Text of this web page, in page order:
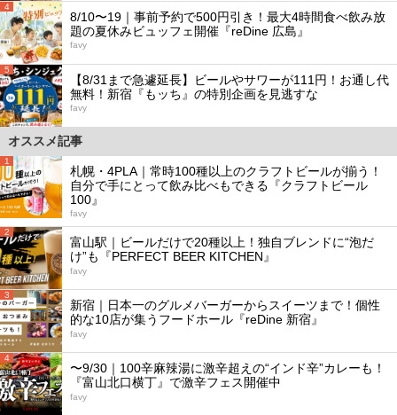
4
8/10〜19｜事前予約で500円引き！最大4時間食べ飲み放
題の夏休みビュッフェ開催『reDine 広島』
favy
5
【8/31まで急遽延長】ビールやサワーが111円！お通し代
無料！新宿『もッち』の特別企画を見逃すな
favy
オススメ記事
1
札幌・4PLA｜常時100種以上のクラフトビールが揃う！
自分で手にとって飲み比べもできる『クラフトビール
100』
favy
2
富山駅｜ビールだけで20種以上！独自ブレンドに“泡だ
け”も『PERFECT BEER KITCHEN』
favy
3
新宿｜日本一のグルメバーガーからスイーツまで！個性
的な10店が集うフードホール『reDine 新宿』
favy
4
〜9/30｜100辛麻辣湯に激辛超えの“インド辛”カレーも！
『富山北口横丁』で激辛フェス開催中
favy